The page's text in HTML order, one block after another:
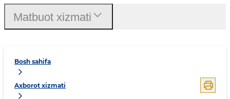
Bosh sahifa
Axborot xizmati
Matbuot xizmati